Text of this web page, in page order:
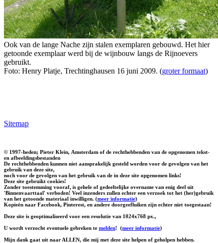
Ook van de lange Nache zijn stalen exemplaren gebouwd. Het hier
getoonde exemplaar werd bij de wijnbouw langs de Rijnoevers
gebruikt.
Foto: Henry Platje, Trechtinghausen 16 juni 2009. (groter formaat)
Sitemap
© 1997-heden; Pieter Klein, Amsterdam of de rechthebbenden van de opgenomen tekst-
en afbeeldingsbestanden
De rechthebbenden kunnen niet aansprakelijk gesteld worden voor de gevolgen van het
gebruik van deze site,
noch voor de gevolgen van het gebruik van de in deze site opgenomen links!
Deze site gebruikt cookies!
Zonder toestemming vooraf, is gehele of gedeeltelijke overname van enig deel uit
'Binnenvaarttaal' verboden! Veel inzenders zullen echter een verzoek tot het (her)gebruik
van het getoonde materiaal inwilligen. (meer informatie)
Kopieën naar Facebook, Pinterest, en andere doorgeefluiken zijn echter niet toegestaan!
Deze site is geoptimaliseerd voor een resolutie van 1024x768 px.,
U wordt verzocht eventuele gebreken te melden! (meer informatie)
Mijn dank gaat uit naar ALLEN, die mij met deze site helpen of geholpen hebben.